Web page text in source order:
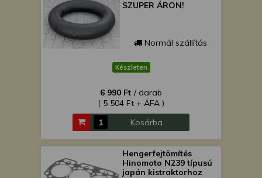
SZUPER ÁRON!
Normál szállítás
Készleten
6 990 Ft / darab
( 5 504 Ft + ÁFA )
Kosárba
Hengerfejtömítés
Hinomoto N239 típusú
japán kistraktorhoz